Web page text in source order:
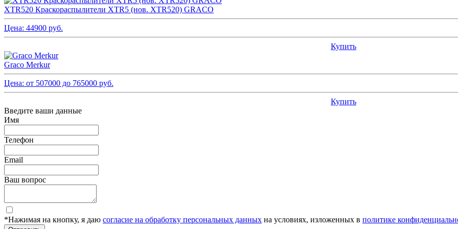
XTR520 Краскораспылители XTR5 (нов. XTR520) GRACO
Цена: 44900 руб.
Купить
Graco Merkur
Цена: от 507000 до 765000 руб.
Купить
Введите ваши данные
Имя
Телефон
Email
Ваш вопрос
*Нажимая на кнопку, я даю согласие на обработку персональных данных на условиях, изложенных в политике